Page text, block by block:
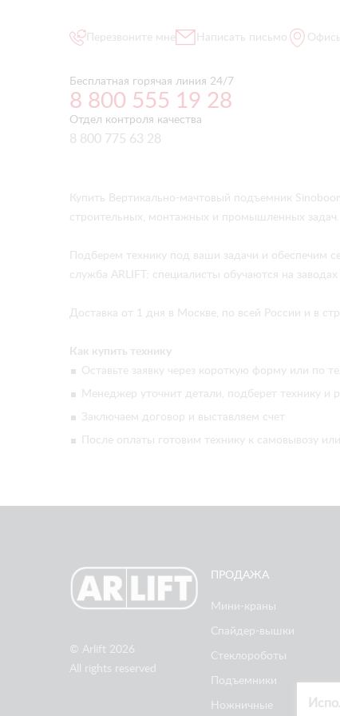
Перезвоните мне Написать письмо
Бесплатная горячая линия 24/7
8 800 555 19 28
Отдел контроля качества
8 800 775 63 28
Купить Вертикально-мачтовый подъемник
строительных, монтажных и промышленных задач.
Подберем технику под ваши задачи и обеспечим
служба ARLIFT: специалисты обучаются на
Доставка от 1 дня в Москве, по всей России и в
Как купить технику
Оставьте заявку через короткую форму или по
Менеджер уточнит детали, подберет технику и
Заключаем договор и выставляем счет
После оплаты готовим технику к самовывозу
© Arlift 2026
All rights reserved
ПРОДАЖА
Мини-краны
Спайдер-вышки
Стеклороботы
Подъемники
Ножничные